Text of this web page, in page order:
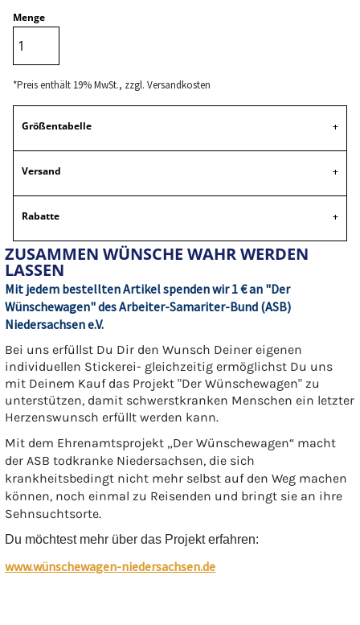
Menge
*Preis enthält 19% MwSt., zzgl. Versandkosten
Größentabelle
Versand
Rabatte
ZUSAMMEN WÜNSCHE WAHR WERDEN
LASSEN
Mit jedem bestellten Artikel spenden wir 1 € an "Der
Wünschewagen" des Arbeiter-Samariter-Bund (ASB)
Niedersachsen e.V.
Bei uns erfüllst Du Dir den Wunsch Deiner eigenen
individuellen Stickerei- gleichzeitig ermöglichst Du uns
mit Deinem Kauf das Projekt "Der Wünschewagen" zu
unterstützen, damit schwerstkranken Menschen ein letzter
Herzenswunsch erfüllt werden kann.
Mit dem Ehrenamtsprojekt „Der Wünschewagen“ macht
der ASB todkranke Niedersachsen, die sich
krankheitsbedingt nicht mehr selbst auf den Weg machen
können, noch einmal zu Reisenden und bringt sie an ihre
Sehnsuchtsorte.
Du möchtest mehr über das Projekt erfahren:
www.wünschewagen-niedersachsen.de